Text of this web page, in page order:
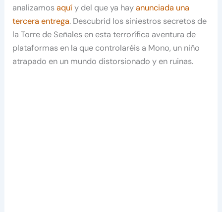
analizamosaquíy del que ya hayanunciada una
tercera entrega. Descubrid los siniestros secretos de
la Torre de Señales en esta terrorífica aventura de
plataformas en la que controlaréis a Mono, un niño
atrapado en un mundo distorsionado y en ruinas.